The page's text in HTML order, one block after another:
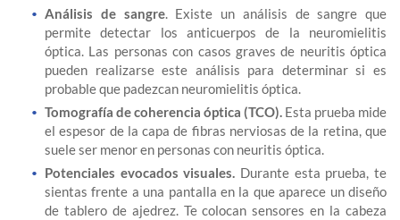
Análisis de sangre. Existe un análisis de sangre que
permite detectar los anticuerpos de la neuromielitis
óptica. Las personas con casos graves de neuritis óptica
pueden realizarse este análisis para determinar si es
probable que padezcan neuromielitis óptica.
Tomografía de coherencia óptica (TCO). Esta prueba mide
el espesor de la capa de fibras nerviosas de la retina, que
suele ser menor en personas con neuritis óptica.
Potenciales evocados visuales. Durante esta prueba, te
sientas frente a una pantalla en la que aparece un diseño
de tablero de ajedrez. Te colocan sensores en la cabeza